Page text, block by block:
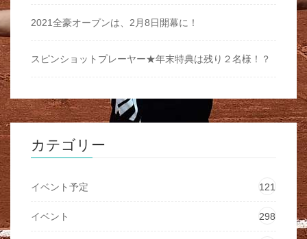
2021全豪オープンは、2月8日開幕に！
スピンショットプレーヤー★年末特典は残り２名様！？
カテゴリー
イベント予定 121
イベント 298